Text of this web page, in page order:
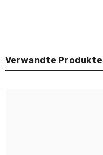
Verwandte Produkte